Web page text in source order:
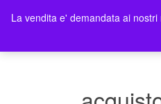
La vendita e' demandata ai